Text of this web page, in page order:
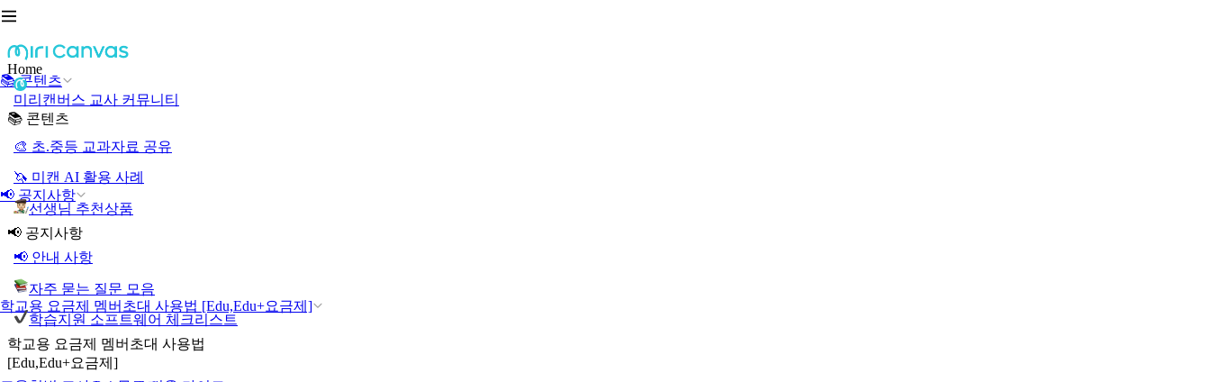
📚 콘텐츠
📢 공지사항
학교용 요금제 멤버초대 사용법 [Edu,Edu+요금제]
Home
미리캔버스 교사 커뮤니티
📚 콘텐츠
🎨 초.중등 교과자료 공유
🦄 미캔 AI 활용 사례
선생님 추천상품
📢 공지사항
📢 안내 사항
자주 묻는 질문 모음
학습지원 소프트웨어 체크리스트
학교용 요금제 멤버초대 사용법
[Edu,Edu+요금제]